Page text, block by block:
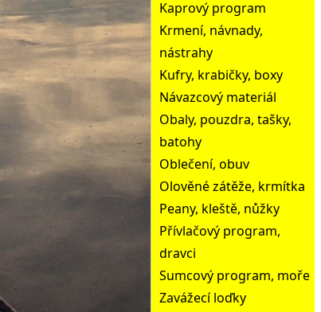
Kaprový program
Krmení, návnady,
nástrahy
Kufry, krabičky, boxy
Návazcový materiál
Obaly, pouzdra, tašky,
batohy
Oblečení, obuv
Olověné zátěže, krmítka
Peany, kleště, nůžky
Přívlačový program,
dravci
Sumcový program, moře
Zavážecí loďky